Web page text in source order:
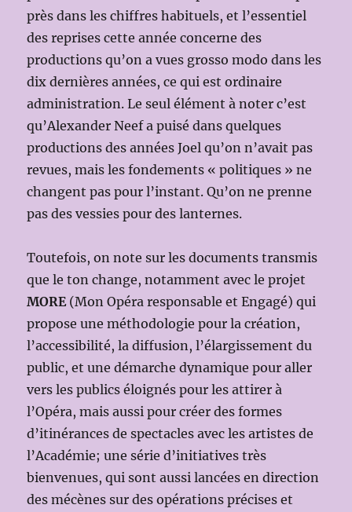
près dans les chiffres habituels, et l’essentiel
des reprises cette année concerne des
productions qu’on a vues grosso modo dans les
dix dernières années, ce qui est ordinaire
administration. Le seul élément à noter c’est
qu’Alexander Neef a puisé dans quelques
productions des années Joel qu’on n’avait pas
revues, mais les fondements « politiques » ne
changent pas pour l’instant. Qu’on ne prenne
pas des vessies pour des lanternes.
Toutefois, on note sur les documents transmis
que le ton change, notamment avec le projet
MORE(Mon Opéra responsable et Engagé) qui
propose une méthodologie pour la création,
l’accessibilité, la diffusion, l’élargissement du
public, et une démarche dynamique pour aller
vers les publics éloignés pour les attirer à
l’Opéra, mais aussi pour créer des formes
d’itinérances de spectacles avec les artistes de
l’Académie; une série d’initiatives très
bienvenues, qui sont aussi lancées en direction
des mécènes sur des opérations précises et